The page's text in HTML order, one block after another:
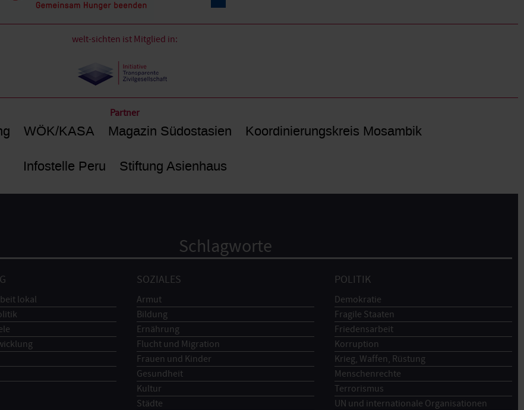
welt-sichten ist Mitglied in:
Partner
WÖK/KASA Magazin Südostasien Koordinierungskreis Mosambik
Infostelle Peru Stiftung Asienhaus
Schlagworte
lokal
SOZIALES
Armut
Bildung
Ernährung
Flucht und Migration
Frauen und Kinder
Gesundheit
Kultur
Städte
POLITIK
Demokratie
Fragile Staaten
Friedensarbeit
Korruption
Krieg, Waffen, Rüstung
Menschenrechte
Terrorismus
UN und internationale Organisationen